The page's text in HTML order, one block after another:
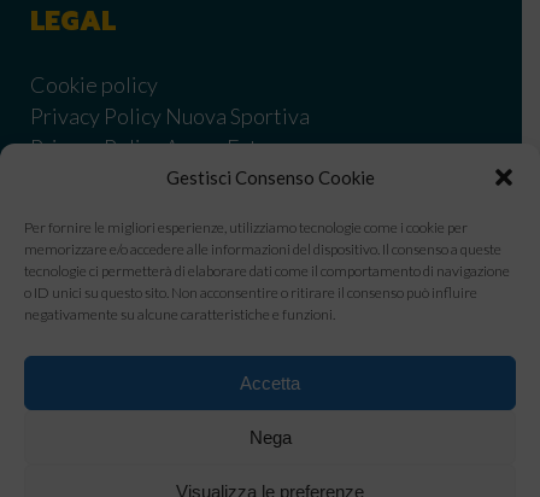
Gestisci Consenso Cookie
Per fornire le migliori esperienze, utilizziamo tecnologie come i cookie per
memorizzare e/o accedere alle informazioni del dispositivo. Il consenso a queste
tecnologie ci permetterà di elaborare dati come il comportamento di navigazione
o ID unici su questo sito. Non acconsentire o ritirare il consenso può influire
negativamente su alcune caratteristiche e funzioni.
Accetta
Nega
Visualizza le preferenze
LEGAL
Cookie policy
Privacy Policy Nuova Sportiva
Privacy Policy Acqua Estense
Informativa Privacy Nuova Sportiva corsi
Informativa privacy Estense corsi
Condizionidi vendita
Informativa privacy utenti WhatsApp Business
Whistleblowing Nuova Sportiva